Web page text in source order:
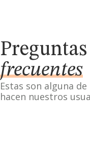
Preguntas
frecuentes
Estas son alguna
hacen nuestros